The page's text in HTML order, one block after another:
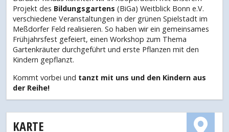
Projekt des Bildungsgartens (BiGa) Weitblick Bonn e.V.
verschiedene Veranstaltungen in der grünen Spielstadt im
Meßdorfer Feld realisieren. So haben wir ein gemeinsames
Frühjahrsfest gefeiert, einen Workshop zum Thema
Gartenkräuter durchgeführt und erste Pflanzen mit den
Kindern gepflanzt.
Kommt vorbei und tanzt mit uns und den Kindern aus
der Reihe!
KARTE